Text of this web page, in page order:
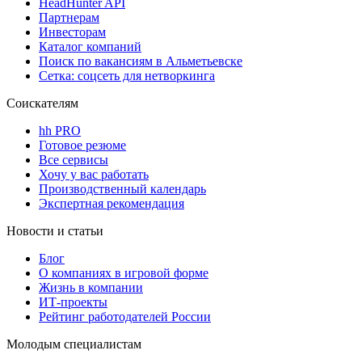
Партнерам
Инвесторам
Каталог компаний
Поиск по вакансиям в Альметьевске
Сетка: соцсеть для нетворкинга
Соискателям
hh PRO
Готовое резюме
Все сервисы
Хочу у вас работать
Производственный календарь
Экспертная рекомендация
Новости и статьи
Блог
О компаниях в игровой форме
Жизнь в компании
ИТ-проекты
Рейтинг работодателей России
Молодым специалистам